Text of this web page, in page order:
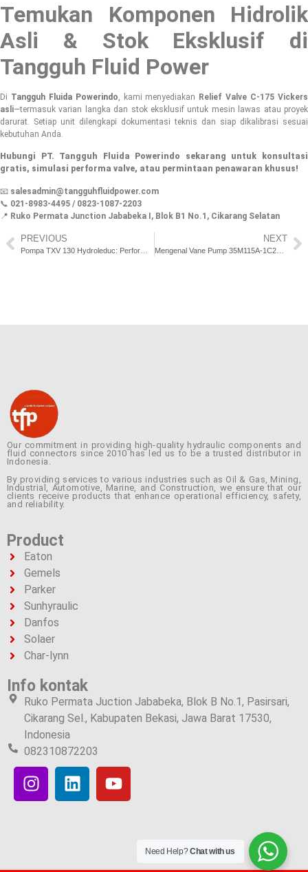
Temukan Komponen Hidrolik
Asli & Stok Eksklusif di
Tangguh Fluid Power
Di Tangguh Fluida Powerindo, kami menyediakan Relief Valve C-175 Vickers
asli—termasuk varian langka dan stok eksklusif untuk mesin lawas atau proyek
darurat. Setiap unit dilengkapi dokumentasi teknis dan siap dikalibrasi sesuai
kebutuhan Anda.
Hubungi PT. Tangguh Fluida Powerindo sekarang untuk konsultasi
gratis, simulasi performa valve, atau permintaan penawaran khusus!
📧 salesadmin@tangguhfluidpower.com
📞 021-8983-4495 / 0823-1087-2203
📍 Ruko Permata Junction Jababeka I, Blok B1 No.1, Cikarang Selatan
PREVIOUS NEXT
Mengenal Vane Pump 35M115A-1C20 Eaton untuk Aplikasi Industri
Our commitment in providing high-quality hydraulic components and
fluid connectors since 2010 has led us to be a trusted distributor in
Indonesia.
By providing services to various industries such as Oil & Gas, Mining,
Industrial, Automotive, Marine, and Construction, we ensure that our
clients receive products that enhance operational efficiency, safety,
and reliability.
Product
Eaton
Gemels
Parker
Sunhyraulic
Danfos
Solaer
Char-lynn
Info kontak
Ruko Permata Juction Jababeka, Blok B No.1, Pasirsari,
Cikarang Sel., Kabupaten Bekasi, Jawa Barat 17530,
Indonesia
082310872203
Need Help?Chat with us